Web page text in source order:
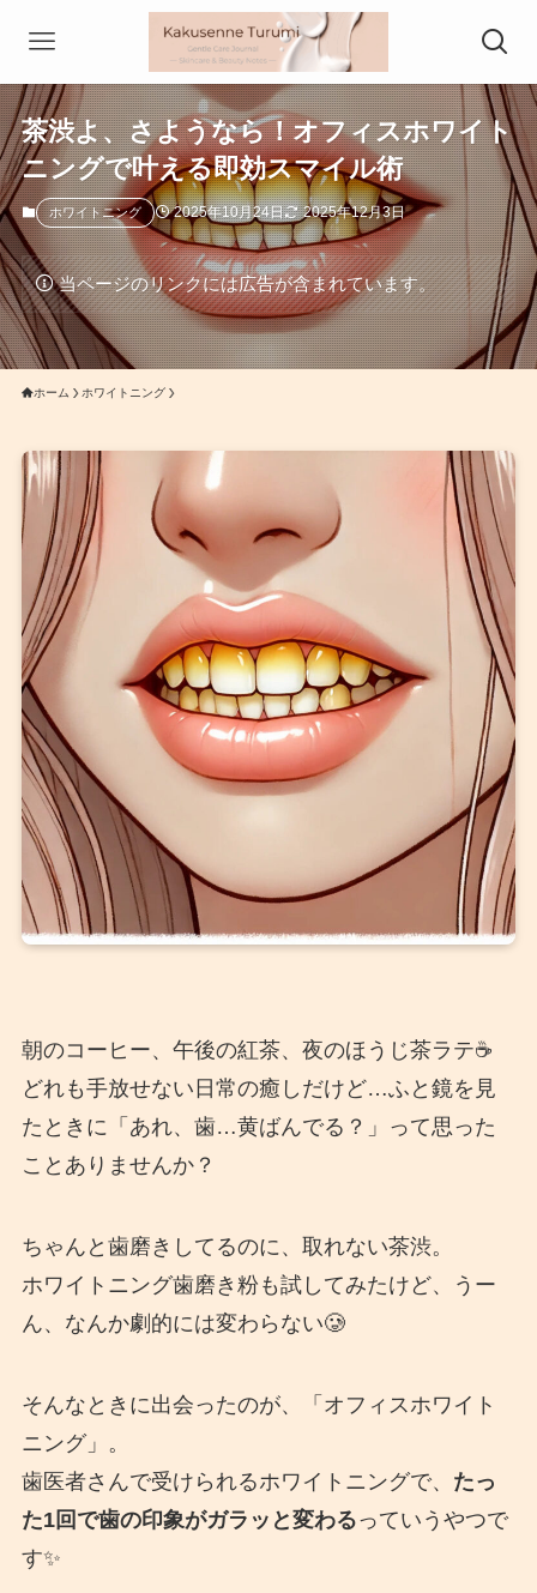
茶渋よ、さようなら！オフィスホワイト
ニングで叶える即効スマイル術
ホワイトニング 2025年10月24日 2025年12月3日
当ページのリンクには広告が含まれています。
ホーム ホワイトニング
朝のコーヒー、午後の紅茶、夜のほうじ茶ラテ☕️
どれも手放せない日常の癒しだけど…ふと鏡を見
たときに「あれ、歯…黄ばんでる？」って思った
ことありませんか？
ちゃんと歯磨きしてるのに、取れない茶渋。
ホワイトニング歯磨き粉も試してみたけど、うー
ん、なんか劇的には変わらない🥲
そんなときに出会ったのが、「オフィスホワイト
ニング」。
歯医者さんで受けられるホワイトニングで、 たっ
た1回で歯の印象がガラッと変わるっていうやつで
す✨